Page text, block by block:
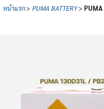
หน้าแรก> PUMA BATTERY> PUMA